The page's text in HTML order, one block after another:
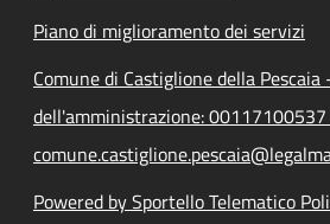
Piano di miglioramento dei servizi
Comune di Castiglione della
dell'amministrazione: 00117100537
Powered by Sportello Telematico